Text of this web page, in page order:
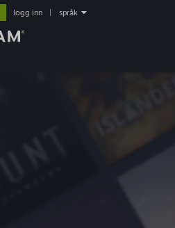
logg inn språk